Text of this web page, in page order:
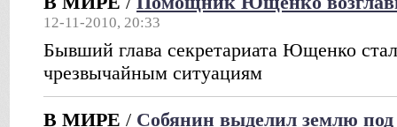
12-11-2010, 20:33
Бывший глава секретариата Ющенко
чрезвычайным ситуациям
В МИРЕ / Собянин выделил землю под